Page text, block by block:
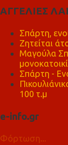
ΑΓΓΕΛΙΕΣ
Σπάρτη,
Ζητείται
Μαγούλα
Σπάρτη -
100 τ.μ
e-info.gr
Φόρτωση...